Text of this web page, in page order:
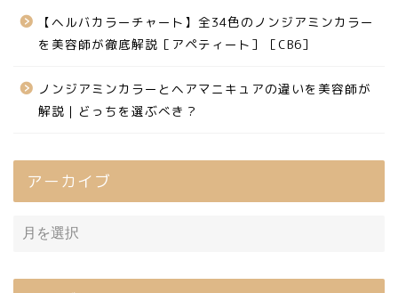
【ヘルバカラーチャート】全34色のノンジアミンカラー
を美容師が徹底解説［アペティート］［CB6］
ノンジアミンカラーとヘアマニキュアの違いを美容師が
解説｜どっちを選ぶべき？
アーカイブ